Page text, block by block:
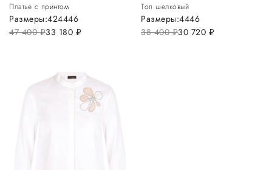
Платье с принтом
47 400руб.33 180 руб.
Размеры:424446
Топ шелковый
38 400руб.30 720 руб.
Размеры:4446